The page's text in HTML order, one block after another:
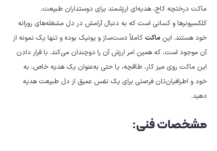
ماکت درختچه کاج، هدیه‌ای ارزشمند برای دوستداران طبیعت،
کلکسیونرها و کسانی است که به دنبال آرامش در دل مشغله‌های روزانه
خود هستند. این ماکت کاملاً دست‌ساز و یونیک بوده و تنها یک نمونه از
آن موجود است، که همین امر ارزش آن را دوچندان می‌کند. با قرار دادن
این ماکت روی میز کار، طاقچه، یا حتی به‌عنوان یک هدیه خاص، به
خود و اطرافیان‌تان فرصتی برای یک نفس عمیق از دل طبیعت هدیه
دهید.
مشخصات فنی: